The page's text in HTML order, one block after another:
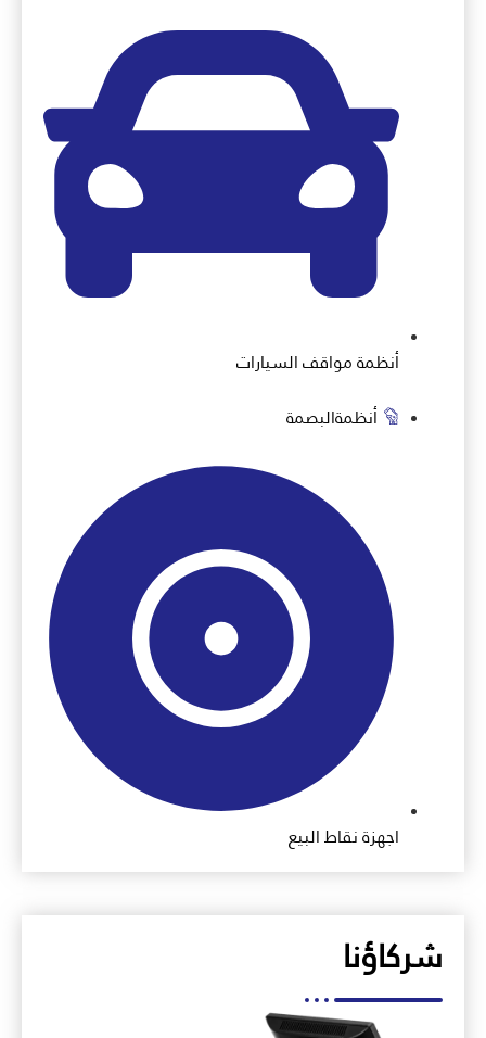
أنظمة مواقف السيارات
أنظمةالبصمة
اجهزة نقاط البيع
شركاؤنا